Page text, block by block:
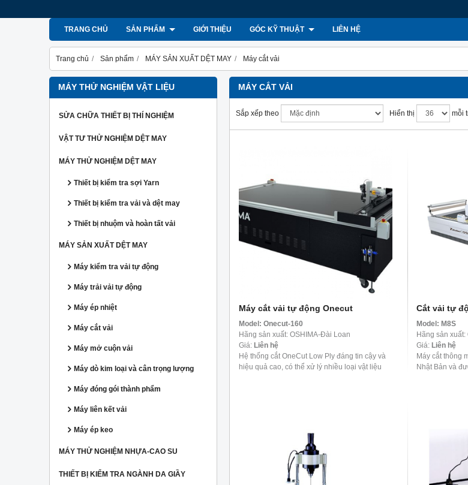
TRANG CHỦ SẢN PHẨM GIỚI THIỆU GÓC KỸ THUẬT LIÊN HỆ
Trang chủ Sản phẩm MÁY SẢN XUẤT DỆT MAY Máy cắt vải
MÁY THỬ NGHIỆM VẬT LIỆU
SỬA CHỮA THIẾT BỊ THÍ NGHIỆM
VẬT TƯ THỬ NGHIỆM DỆT MAY
MÁY THỬ NGHIỆM DỆT MAY
Thiết bị kiểm tra sợi Yarn
Thiết bị kiểm tra vải và dệt may
Thiết bị nhuộm và hoàn tất vải
MÁY SẢN XUẤT DỆT MAY
Máy kiểm tra vải tự động
Máy trải vải tự động
Máy ép nhiệt
Máy cắt vải
Máy mở cuộn vải
Máy dò kim loại và cân trọng lượng
Máy đóng gói thành phẩm
Máy liên kết vải
Máy ép keo
MÁY THỬ NGHIỆM NHỰA-CAO SU
THIẾT BỊ KIỂM TRA NGÀNH DA GIẦY
MÁY CẮT VẢI
Sắp xếp theo Hiển thị mỗi
Máy cắt vải tự động Onecut
Model: Onecut-160
Hãng sản xuất: OSHIMA-Đài Loan
Giá: Liên hệ
Hệ thống cắt OneCut Low Ply đáng tin cậy và
hiệu quả cao, có thể xử lý nhiều loại vật liệu
Cắt vải tự
Model: M8S
Hãng sản
Giá: Liên hệ
Máy cắt thông
Nhật Bản và